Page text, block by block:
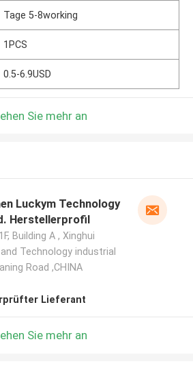
Tage 5-8working
1PCS
0.5-6.9USD
Sie mehr an
Luckym Technology
Herstellerprofil
Building A , Xinghui
Technology industrial
Road ,CHINA
Lieferant
Sie mehr an